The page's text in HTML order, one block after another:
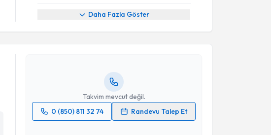
Daha Fazla Göster
Takvim mevcut değil.
0 (850) 811 32 74
Randevu Talep Et
Randevu Takvimi Talebi
Randevu Takvimi Talebi